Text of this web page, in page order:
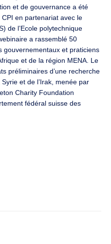
et de gouvernance a été
en partenariat avec le
de l’Ecole polytechnique
a rassemblé 50
gouvernementaux et praticiens
et de la région MENA. Le
préliminaires d’une recherche
et de l’Irak, menée par
Charity Foundation
fédéral suisse des